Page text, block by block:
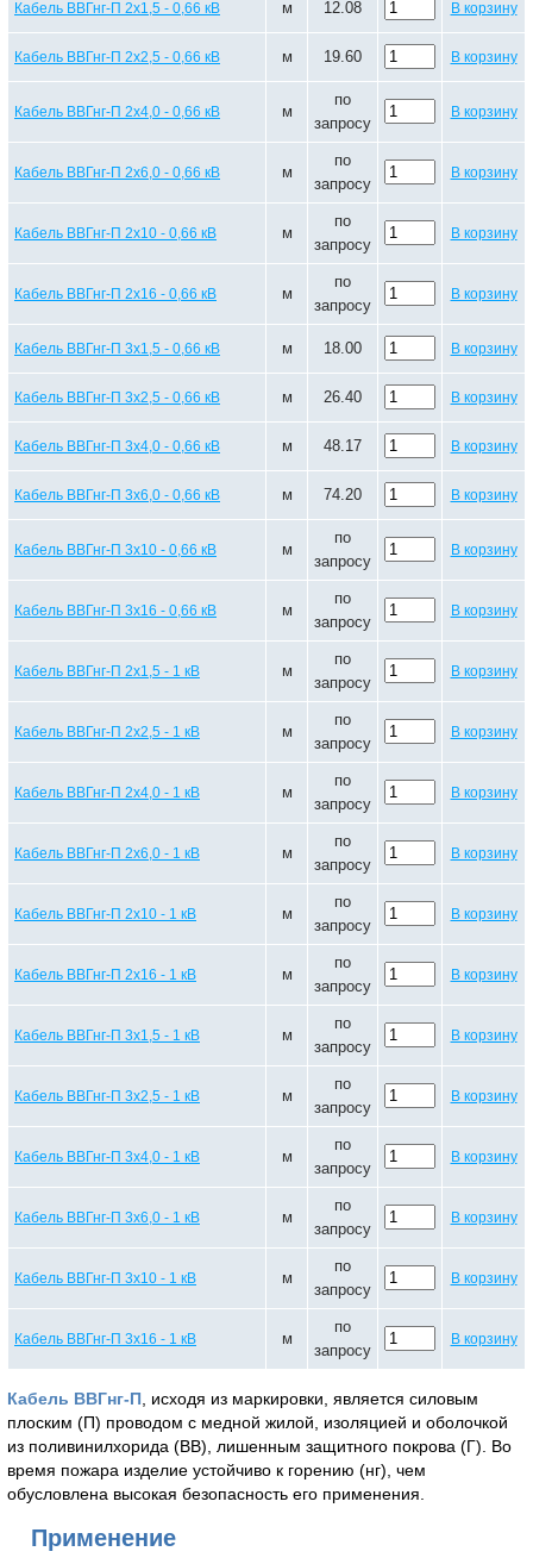
Кабель ВВГнг-П 2х1,5 - 0,66 кВ м 12.08 В корзину
Кабель ВВГнг-П 2х2,5 - 0,66 кВ м 19.60 В корзину
Кабель ВВГнг-П 2х4,0 - 0,66 кВ м
по
запросу
В корзину
Кабель ВВГнг-П 2х6,0 - 0,66 кВ м
по
запросу
В корзину
Кабель ВВГнг-П 2х10 - 0,66 кВ м
по
запросу
В корзину
Кабель ВВГнг-П 2х16 - 0,66 кВ м
по
запросу
В корзину
Кабель ВВГнг-П 3х1,5 - 0,66 кВ м 18.00 В корзину
Кабель ВВГнг-П 3х2,5 - 0,66 кВ м 26.40 В корзину
Кабель ВВГнг-П 3х4,0 - 0,66 кВ м 48.17 В корзину
Кабель ВВГнг-П 3х6,0 - 0,66 кВ м 74.20 В корзину
Кабель ВВГнг-П 3х10 - 0,66 кВ м
по
запросу
В корзину
Кабель ВВГнг-П 3х16 - 0,66 кВ м
по
запросу
В корзину
Кабель ВВГнг-П 2х1,5 - 1 кВ м
по
запросу
В корзину
Кабель ВВГнг-П 2х2,5 - 1 кВ м
по
запросу
В корзину
Кабель ВВГнг-П 2х4,0 - 1 кВ м
по
запросу
В корзину
Кабель ВВГнг-П 2х6,0 - 1 кВ м
по
запросу
В корзину
Кабель ВВГнг-П 2х10 - 1 кВ м
по
запросу
В корзину
Кабель ВВГнг-П 2х16 - 1 кВ м
по
запросу
В корзину
Кабель ВВГнг-П 3х1,5 - 1 кВ м
по
запросу
В корзину
Кабель ВВГнг-П 3х2,5 - 1 кВ м
по
запросу
В корзину
Кабель ВВГнг-П 3х4,0 - 1 кВ м
по
запросу
В корзину
Кабель ВВГнг-П 3х6,0 - 1 кВ м
по
запросу
В корзину
Кабель ВВГнг-П 3х10 - 1 кВ м
по
запросу
В корзину
Кабель ВВГнг-П 3х16 - 1 кВ м
по
запросу
В корзину
Кабель ВВГнг-П , исходя из маркировки, является силовым
плоским (П) проводом с медной жилой, изоляцией и оболочкой
из поливинилхорида (ВВ), лишенным защитного покрова (Г). Во
время пожара изделие устойчиво к горению (нг), чем
обусловлена высокая безопасность его применения.
Применение